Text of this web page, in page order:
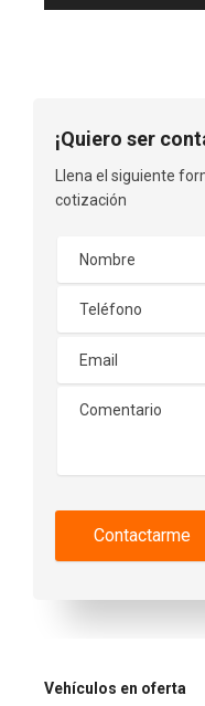
¡Quiero ser
cotización
Vehículos en oferta